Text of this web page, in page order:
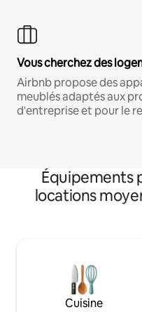
Vous cherchez des
Airbnb propose des
meublés adaptés aux
d'entreprise et pour le
Équipements
locations
Cuisine